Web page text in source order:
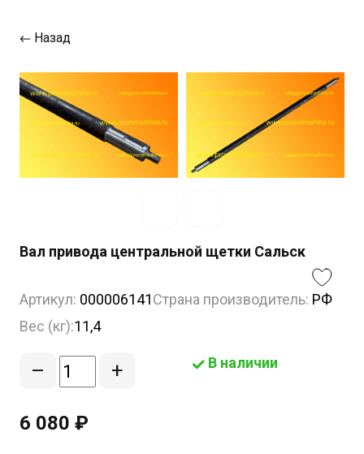
Назад
Вал привода центральной щетки Сальск
Артикул: 000006141Страна производитель: РФ
Вес (кг):11,4
– + В наличии
6 080 ₽